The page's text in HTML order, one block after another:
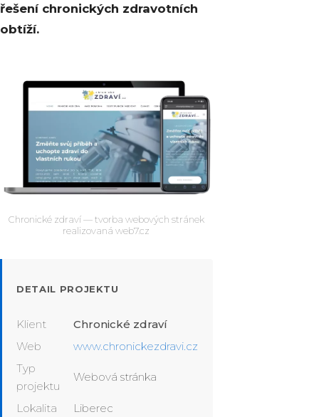
řešení chronických zdravotních
obtíží.
Chronické zdraví — tvorba webových stránek
realizovaná web7.cz
DETAIL PROJEKTU
Klient
Chronické zdraví
Web
www.chronickezdravi.cz
Typ
projektu
Webová stránka
Lokalita
Liberec